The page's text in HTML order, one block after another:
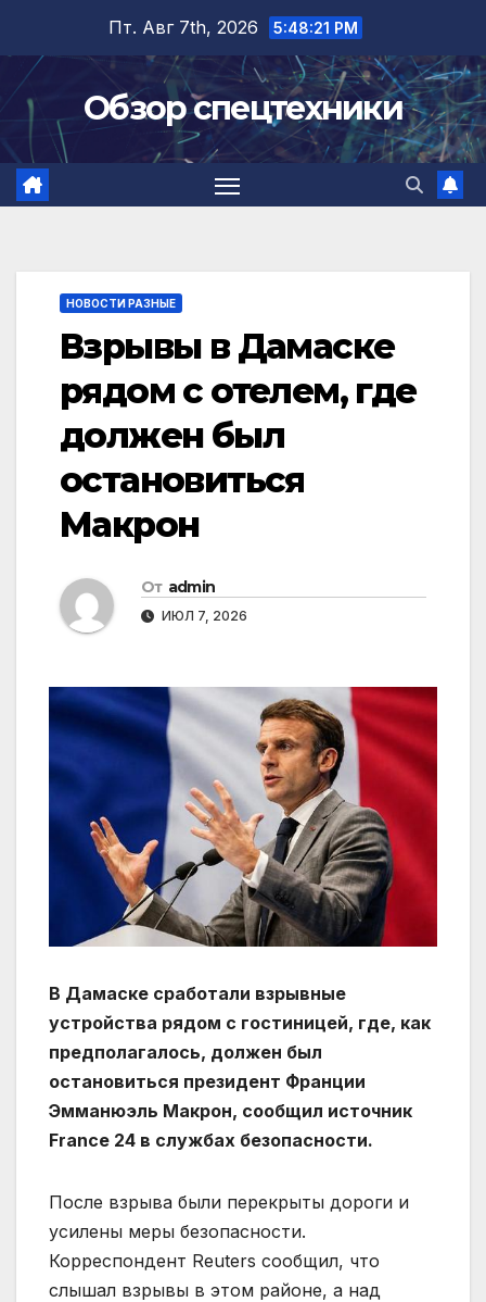
содержимому
Пт. Авг 7th, 2026 5:48:21 PM
Обзор спецтехники
НОВОСТИ РАЗНЫЕ
Взрывы в Дамаске
рядом с отелем, где
должен был
остановиться
Макрон
От admin
ИЮЛ 7, 2026
В Дамаске сработали взрывные
устройства рядом с гостиницей, где, как
предполагалось, должен был
остановиться президент Франции
Эмманюэль Макрон, сообщил источник
France 24 в службах безопасности.
После взрыва были перекрыты дороги и
усилены меры безопасности.
Корреспондент Reuters сообщил, что
слышал взрывы в этом районе, а над